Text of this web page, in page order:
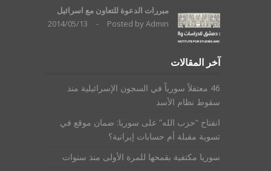
مبررات الدعوة للتعاون مع اسرائيل
Posted byAdmin
-
2014/05/13
آخر المقالات
46 معتقلاً سورياً في السجون الإسرائيلية منذ
سقوط نظام الأسد
انفتاح “حزب الله” على سوريا: ضمان موقع في
تسوية مقبلة أم حسابات إيرانية؟
سوريا مكتفية بقمحها للمرة الأولى منذ سنوات